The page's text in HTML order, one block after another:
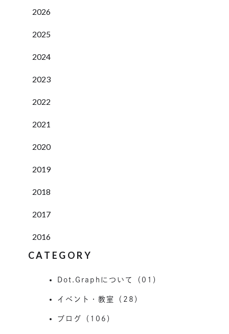
2026
2025
2024
2023
2022
2021
2020
2019
2018
2017
2016
CATEGORY
Dot.Graphについて（01）
イベント・教室（28）
ブログ（106）